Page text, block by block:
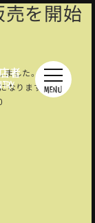
MENU
者
売を開始
ました。
なります。